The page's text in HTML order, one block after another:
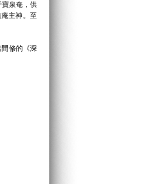
泉奄，供
主神。至
修的《深